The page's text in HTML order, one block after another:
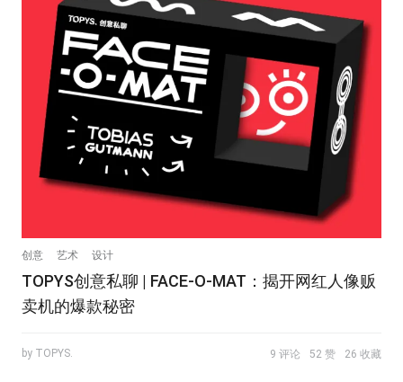
创意 艺术 设计
TOPYS创意私聊 | FACE-O-MAT：揭开网红人像贩
卖机的爆款秘密
by TOPYS. 9 评论 52 赞 26 收藏